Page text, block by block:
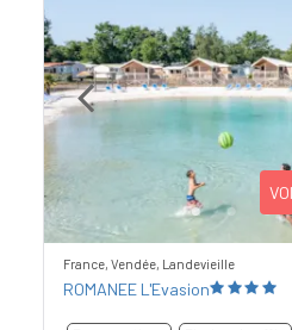
Previous
France, Vendée, Landevieille
ROMANEE L'Evasion